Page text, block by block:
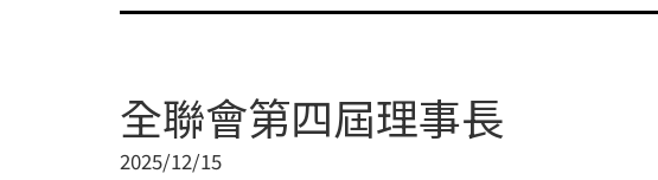
全聯會第四屆理事長
2025/12/15